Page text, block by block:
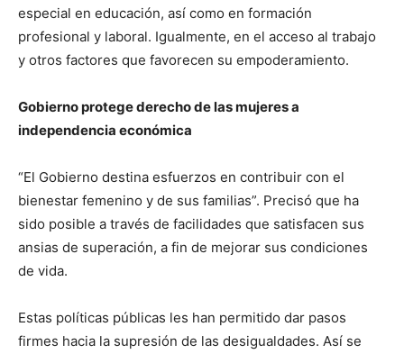
especial en educación, así como en formación
profesional y laboral. Igualmente, en el acceso al trabajo
y otros factores que favorecen su empoderamiento.
Gobierno protege derecho de las mujeres a
independencia económica
“El Gobierno destina esfuerzos en contribuir con el
bienestar femenino y de sus familias”. Precisó que ha
sido posible a través de facilidades que satisfacen sus
ansias de superación, a fin de mejorar sus condiciones
de vida.
Estas políticas públicas les han permitido dar pasos
firmes hacia la supresión de las desigualdades. Así se